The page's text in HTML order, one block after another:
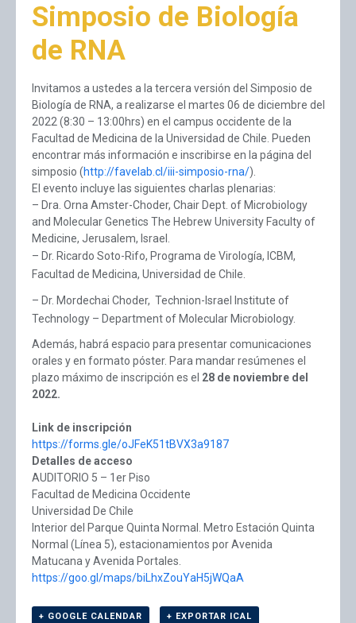
Simposio de Biología
de RNA
Invitamos a ustedes a la tercera versión del Simposio de
Biología de RNA, a realizarse el martes 06 de diciembre del
2022 (8:30 – 13:00hrs) en el campus occidente de la
Facultad de Medicina de la Universidad de Chile. Pueden
encontrar más información e inscribirse en la página del
simposio (http://favelab.cl/iii-simposio-rna/).
El evento incluye las siguientes charlas plenarias:
– Dra. Orna Amster-Choder, Chair Dept. of Microbiology
and Molecular Genetics The Hebrew University Faculty of
Medicine, Jerusalem, Israel.
– Dr. Ricardo Soto-Rifo, Programa de Virología, ICBM,
Facultad de Medicina, Universidad de Chile.
– Dr. Mordechai Choder, Technion-Israel Institute of
Technology – Department of Molecular Microbiology.
Además, habrá espacio para presentar comunicaciones
orales y en formato póster. Para mandar resúmenes el
plazo máximo de inscripción es el 28 de noviembre del
2022.
Link de inscripción
https://forms.gle/oJFeK51tBVX3a9187
Detalles de acceso
AUDITORIO 5 – 1er Piso
Facultad de Medicina Occidente
Universidad De Chile
Interior del Parque Quinta Normal. Metro Estación Quinta
Normal (Línea 5), estacionamientos por Avenida
Matucana y Avenida Portales.
https://goo.gl/maps/biLhxZouYaH5jWQaA
+ GOOGLE CALENDAR + EXPORTAR ICAL